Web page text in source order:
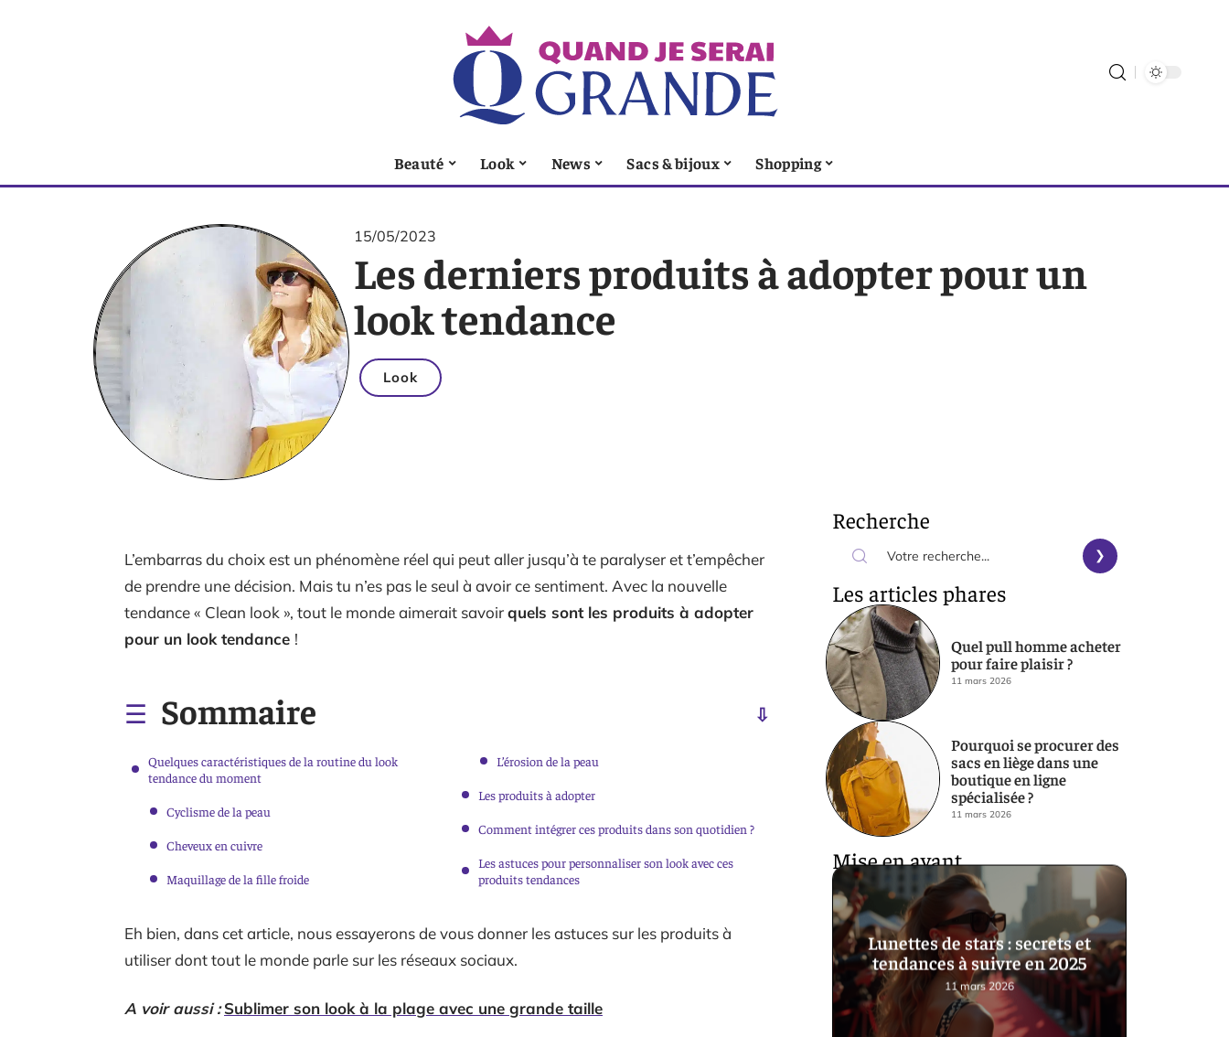
Beauté Look News Sacs & bijoux Shopping
15/05/2023
Les derniers produits à adopter pour un
look tendance
Look
L’embarras du choix est un phénomène réel qui peut aller jusqu’à te paralyser et t’empêcher
de prendre une décision. Mais tu n’es pas le seul à avoir ce sentiment. Avec la nouvelle
tendance « Clean look », tout le monde aimerait savoirquels sont les produits à adopter
pour un look tendance !
Sommaire
Quelques caractéristiques de la routine du look
tendance du moment
Cyclisme de la peau
Cheveux en cuivre
Maquillage de la fille froide
L’érosion de la peau
Les produits à adopter
Comment intégrer ces produits dans son quotidien ?
Les astuces pour personnaliser son look avec ces
produits tendances
Eh bien, dans cet article, nous essayerons de vous donner les astuces sur les produits à
utiliser dont tout le monde parle sur les réseaux sociaux.
A voir aussi : Sublimer son look à la plage avec une grande taille
Recherche
Les articles phares
Quel pull homme acheter
pour faire plaisir ?
11 mars 2026
Pourquoi se procurer des
sacs en liège dans une
boutique en ligne
spécialisée ?
11 mars 2026
Mise en avant
Lunettes de stars : secrets et
tendances à suivre en 2025
11 mars 2026